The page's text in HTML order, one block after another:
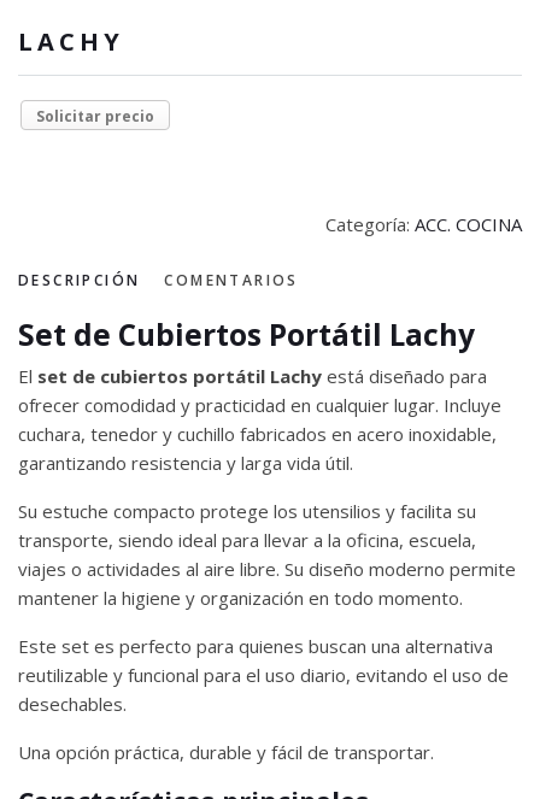
LACHY
Solicitar precio
Categoría: ACC. COCINA
DESCRIPCIÓN COMENTARIOS
Set de Cubiertos Portátil Lachy
El set de cubiertos portátil Lachy está diseñado para
ofrecer comodidad y practicidad en cualquier lugar. Incluye
cuchara, tenedor y cuchillo fabricados en acero inoxidable,
garantizando resistencia y larga vida útil.
Su estuche compacto protege los utensilios y facilita su
transporte, siendo ideal para llevar a la oficina, escuela,
viajes o actividades al aire libre. Su diseño moderno permite
mantener la higiene y organización en todo momento.
Este set es perfecto para quienes buscan una alternativa
reutilizable y funcional para el uso diario, evitando el uso de
desechables.
Una opción práctica, durable y fácil de transportar.